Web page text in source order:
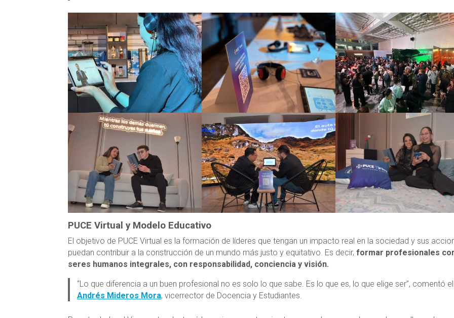
PUCE Virtual y Modelo Educativo
El objetivo de PUCE Virtual es la formación de líderes que tengan un impacto real en la sociedad y sus
puedan contribuir a la construcción de un mundo más justo y equitativo. Es decir,formar profesionales
seres humanos integrales, con responsabilidad, conciencia y visión.
“Lo que diferencia a un buen profesional no es solo lo que sabe. Es lo que es, lo que elige ser”, comentó el
Andrés Mideros Mora, vicerrector de Docencia y Estudiantes.